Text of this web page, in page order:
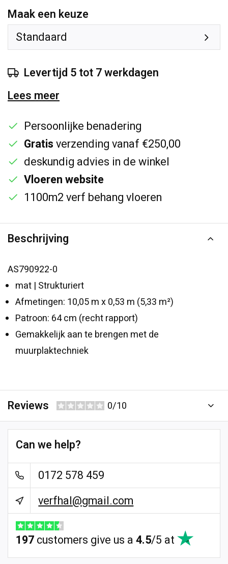
Maak een keuze
Standaard
Levertijd 5 tot 7 werkdagen
Lees meer
Persoonlijke benadering
Gratisverzending vanaf €250,00
deskundig advies in de winkel
Vloeren website
1100m2 verf behang vloeren
Beschrijving
AS790922-0
mat | Strukturiert
Afmetingen: 10,05 m x 0,53 m (5,33 m²)
Patroon: 64 cm (recht rapport)
Gemakkelijk aan te brengen met de
muurplaktechniek
Reviews 0/10
Can we help?
0172 578 459
verfhal@gmail.com
197customers give us a4.5/5 at